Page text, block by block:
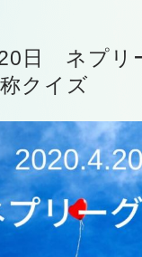
20日 ネプ
クイズ